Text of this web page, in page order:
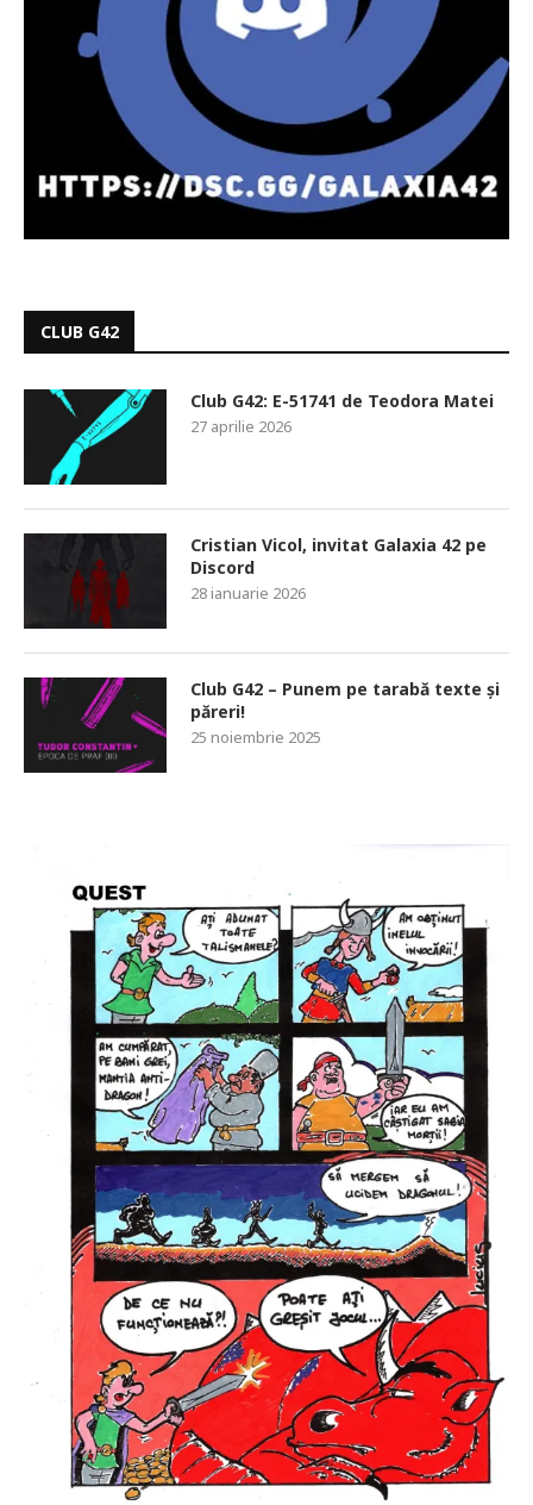
CLUB G42
Club G42: E-51741 de Teodora Matei
27 aprilie 2026
Cristian Vicol, invitat Galaxia 42 pe
Discord
28 ianuarie 2026
Club G42 – Punem pe tarabă texte și
păreri!
25 noiembrie 2025